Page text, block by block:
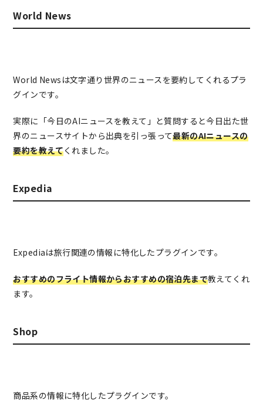
World News
World Newsは文字通り世界のニュースを要約してくれるプラ
グインです。
実際に「今日のAIニュースを教えて」と質問すると今日出た世
界のニュースサイトから出典を引っ張って最新のAIニュースの
要約を教えてくれました。
Expedia
Expediaは旅行関連の情報に特化したプラグインです。
おすすめのフライト情報からおすすめの宿泊先まで教えてくれ
ます。
Shop
商品系の情報に特化したプラグインです。